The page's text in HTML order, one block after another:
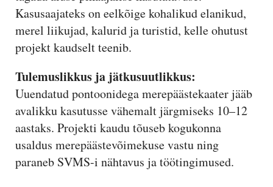
Kasusaajateks on eelkõige kohalikud elanikud,
merel liikujad, kalurid ja turistid, kelle ohutust
projekt kaudselt teenib.
Tulemuslikkus ja jätkusuutlikkus:
Uuendatud pontoonidega merepäästekaater jääb
avalikku kasutusse vähemalt järgmiseks 10–12
aastaks. Projekti kaudu tõuseb kogukonna
usaldus merepäästevõimekuse vastu ning
paraneb SVMS-i nähtavus ja töötingimused.